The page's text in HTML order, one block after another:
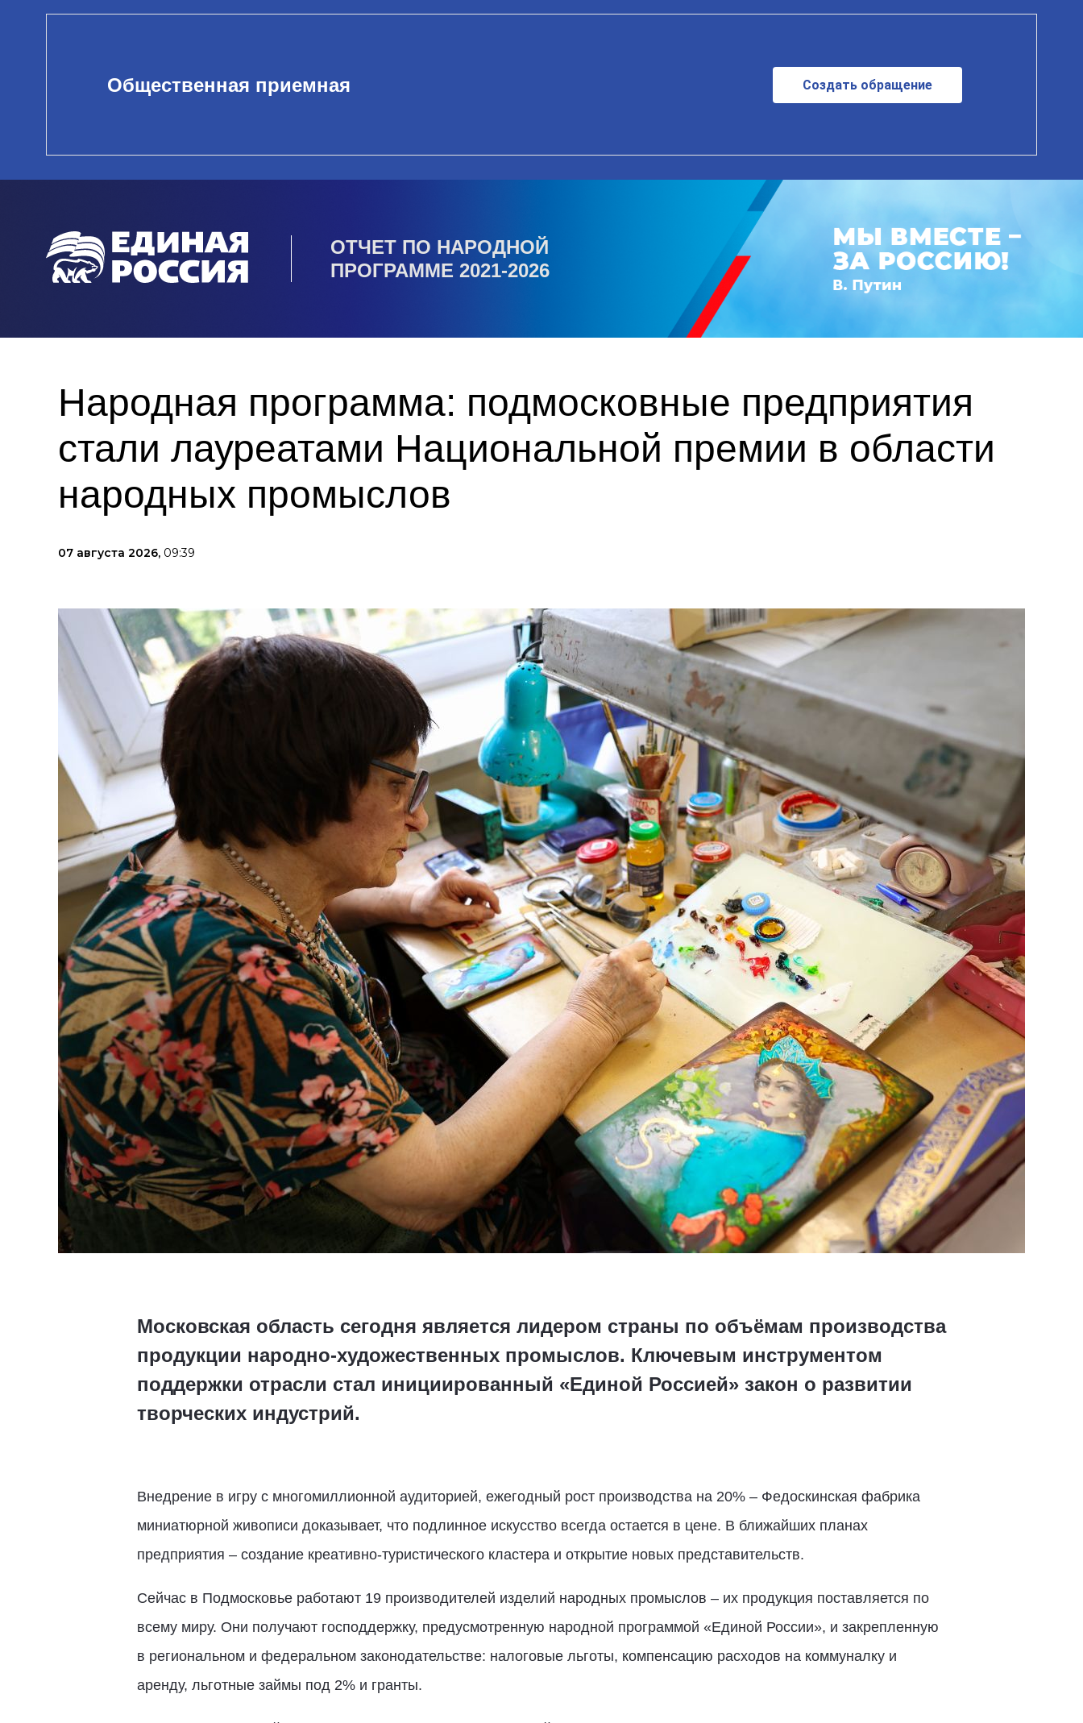
Общественная приемная Создать обращение
ОТЧЕТ ПО НАРОДНОЙ
ПРОГРАММЕ 2021-2026
Народная программа: подмосковные предприятия
стали лауреатами Национальной премии в области
народных промыслов
07 августа 2026, 09:39
Московская область сегодня является лидером страны по объёмам производства
продукции народно-художественных промыслов. Ключевым инструментом
поддержки отрасли стал инициированный «Единой Россией» закон о развитии
творческих индустрий.
Внедрение в игру с многомиллионной аудиторией, ежегодный рост производства на 20% – Федоскинская фабрика
миниатюрной живописи доказывает, что подлинное искусство всегда остается в цене. В ближайших планах
предприятия – создание креативно-туристического кластера и открытие новых представительств.
Сейчас в Подмосковье работают 19 производителей изделий народных промыслов – их продукция поставляется по
всему миру. Они получают господдержку, предусмотренную народной программой «Единой России», и закрепленную
в региональном и федеральном законодательстве: налоговые льготы, компенсацию расходов на коммуналку и
аренду, льготные займы под 2% и гранты.